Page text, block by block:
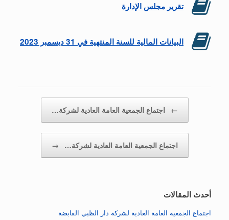
تقرير مجلس الإدارة
البيانات المالية للسنة المنتهية في 31 ديسمبر 2023
← اجتماع الجمعية العامة العادية لشركة…
اجتماع الجمعية العامة العادية لشركة… →
أحدث المقالات
اجتماع الجمعية العامة العادية لشركة دار الظبي القابضة